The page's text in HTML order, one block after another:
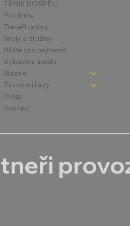
TENIS DOSPĚLÍ
Pro firmy
Trenéři tenisu
Školy a družiny
Hřiště pro nejmenší
Vybavení areálu
Galerie
Provozní řády
O nás
Kontakt